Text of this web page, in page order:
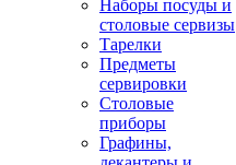
Наборы посуды и
столовые сервизы
Тарелки
Предметы
сервировки
Столовые
приборы
Графины,